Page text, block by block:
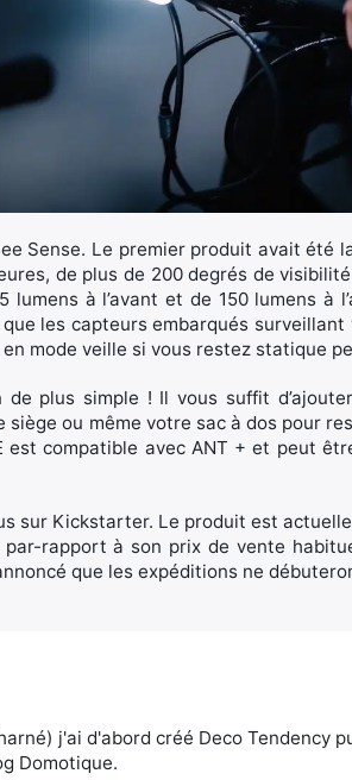
Sense. Le premier produit avait été
de plus de 200 degrés de
à l’avant et de 150 lumens à
les capteurs embarqués
mode veille si vous restez statique
plus simple ! Il vous suffit
ou même votre sac à dos pour
est compatible avec ANT + et peut
sur Kickstarter. Le produit est
rapport à son prix de vente
que les expéditions ne
j'ai d'abord créé Deco Tendency
Domotique.